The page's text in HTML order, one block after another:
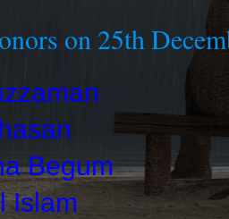
on 25th
Begum
Islam